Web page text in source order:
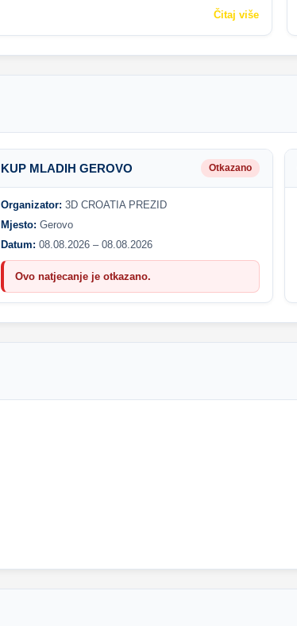
Čitaj više
KUP MLADIH GEROVO Otkazano
Organizator: 3D CROATIA PREZID
Mjesto: Gerovo
Datum: 08.08.2026 – 08.08.2026
Ovo natjecanje je otkazano.